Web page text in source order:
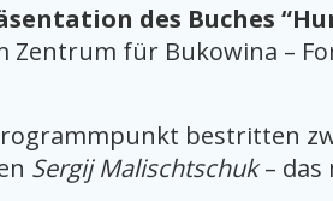
des Buches
für Bukowina –
bestritten
Sergij Malischtschuk– das